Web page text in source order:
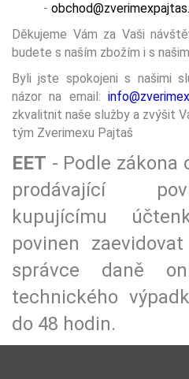
-
Děkujeme Vám za Vaši
budete s naším zbožím i s
Byli jste spokojeni s našimi
názor na email:
zkvalitnit naše služby a zvýšit
tým Zverimexu Pajtaš
EET - Podle zákona
prodávající
kupujícímu
povinen
správce daně
technického
do 48 hodin.